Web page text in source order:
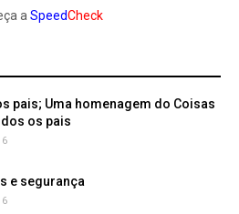
a SpeedCheck
pais; Uma homenagem do Coisas
os pais
e segurança